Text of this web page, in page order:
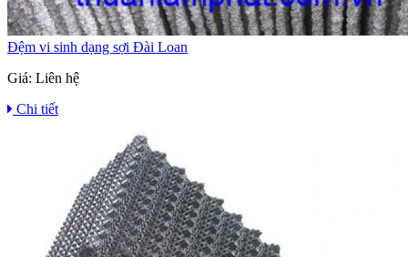
Đệm vi sinh dạng sợi Đài Loan
Giá: Liên hệ
Chi tiết